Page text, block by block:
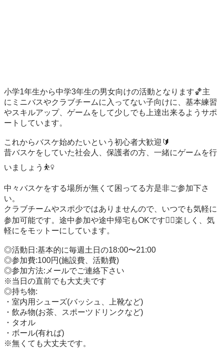
小学1年生から中学3年生の男女向けの活動となります🏀主
にミニバスやクラブチームに入ってない子向けに、基本練習
やスキルアップ、ゲームをして少しでも上達出来るようサポ
ートしています。
これからバスケ始めたいという初心者大歓迎🔰
昔バスケをしていた社会人、保護者の方、一緒にゲームを行
いましょう⛹️‍♀️
中々バスケをする場所が無くて困ってる方是非ご参加下さ
い。
クラブチームやスポ少ではありませんので、いつでも気軽に
参加可能です。途中参加や途中帰宅もOKです🙆‍♀️楽しく、気
軽にをモットーにしています。
◎活動日:基本的に毎週土日の18:00〜21:00
◎参加費:100円(施設費、活動費)
◎参加方法:メールでご連絡下さい
※当日の直前でも大丈夫です
◎持ち物:
・室内用シューズ(バッシュ、上靴など)
・飲み物(お茶、スポーツドリンクなど)
・タオル
・ボール(有れば)
※無くても大丈夫です。